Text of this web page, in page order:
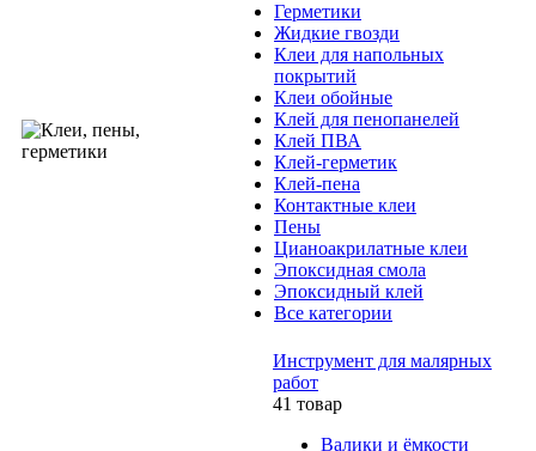
Герметики
Жидкие гвозди
Клеи для напольных
покрытий
Клеи обойные
Клей для пенопанелей
Клей ПВА
Клей-герметик
Клей-пена
Контактные клеи
Пены
Цианоакрилатные клеи
Эпоксидная смола
Эпоксидный клей
Все категории
Инструмент для малярных
работ
41 товар
Валики и ёмкости